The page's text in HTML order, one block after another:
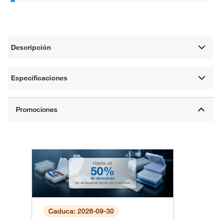
Descripción
Especificaciones
Caduca: 2026-09-30